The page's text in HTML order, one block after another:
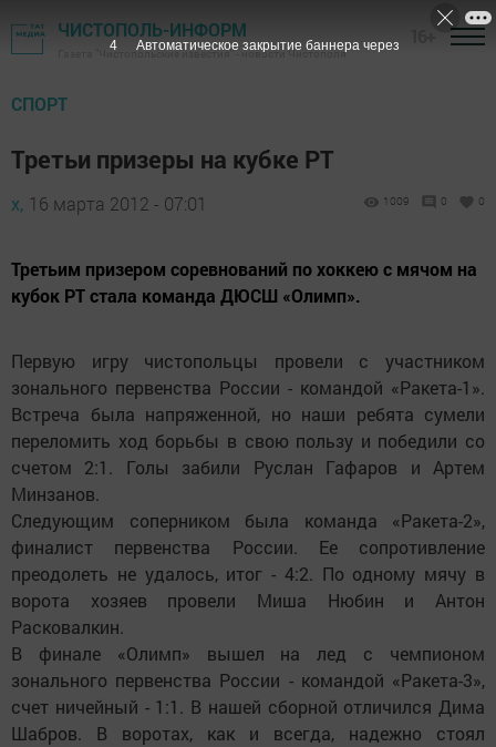
ЧИСТОПОЛЬ-ИНФОРМ
Газета "Чистопольские известия" - новости Чистополя
СПОРТ
Третьи призеры на кубке РТ
х, 16 марта 2012 - 07:01 1009 0 0
Третьим призером соревнований по хоккею с мячом на
кубок РТ стала команда ДЮСШ «Олимп».
Первую игру чистопольцы провели с участником
зонального первенства России - командой «Ракета-1».
Встреча была напряженной, но наши ребята сумели
переломить ход борьбы в свою пользу и победили со
счетом 2:1. Голы забили Руслан Гафаров и Артем
Минзанов.
Следующим соперником была команда «Ракета-2»,
финалист первенства России. Ее сопротивление
преодолеть не удалось, итог - 4:2. По одному мячу в
ворота хозяев провели Миша Нюбин и Антон
Расковалкин.
В финале «Олимп» вышел на лед с чемпионом
зонального первенства России - командой «Ракета-3»,
счет ничейный - 1:1. В нашей сборной отличился Дима
Шабров. В воротах, как и всегда, надежно стоял
3 Автоматическое закрытие баннера через